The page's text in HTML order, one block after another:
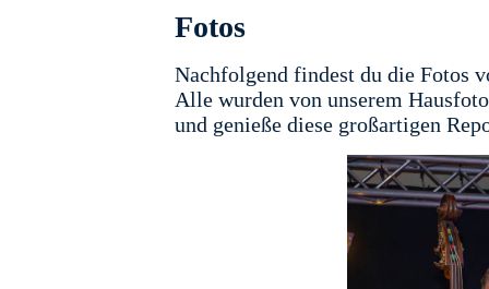
Fotos
Nachfolgend findest du die Fotos
Alle wurden von unserem
und genieße diese großartigen